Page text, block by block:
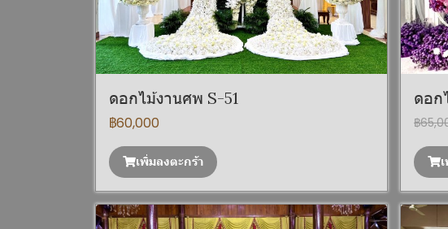
ดอกไม้งานศพ S-51
฿60,000
เพิ่มลงตะกร้า
ดอก
฿